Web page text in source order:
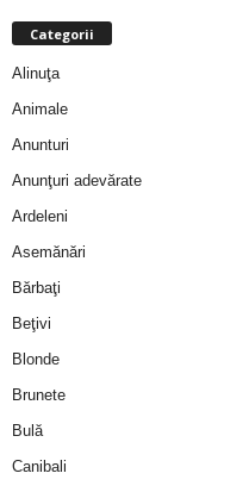
Categorii
Alinuţa
Animale
Anunturi
Anunţuri adevărate
Ardeleni
Asemănări
Bărbaţi
Beţivi
Blonde
Brunete
Bulă
Canibali